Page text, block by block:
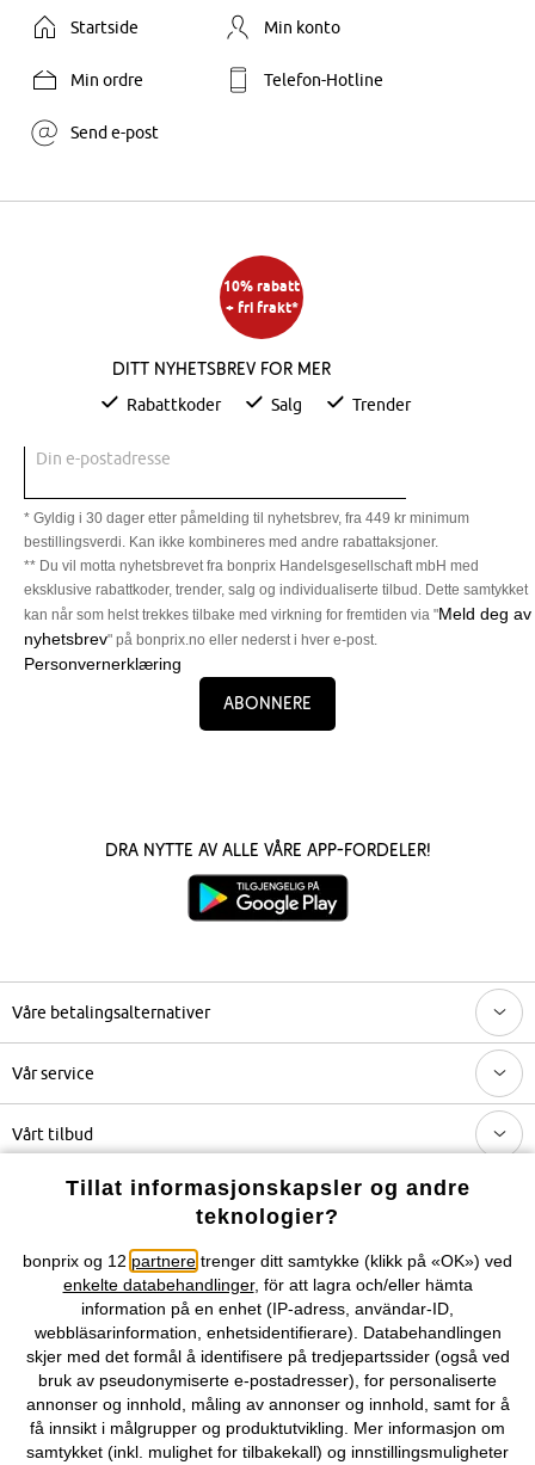
Startside Min konto
Min ordre Telefon-Hotline
Send e-post
10% rabatt
+ fri frakt*
Ditt nyhetsbrev for mer
Rabattkoder Salg Trender
Din e-postadresse
* Gyldig i 30 dager etter påmelding til nyhetsbrev, fra 449 kr minimum
bestillingsverdi. Kan ikke kombineres med andre rabattaksjoner.
** Du vil motta nyhetsbrevet fra bonprix Handelsgesellschaft mbH med
eksklusive rabattkoder, trender, salg og individualiserte tilbud. Dette samtykket
kan når som helst trekkes tilbake med virkning for fremtiden via "Meld deg av
nyhetsbrev" på bonprix.no eller nederst i hver e-post.
Personvernerklæring
Abonnere
Dra nytte av alle våre app-fordeler!
Våre betalingsalternativer
Vår service
Vårt tilbud
Selskapet
Topkategorier / Sesongvarer
Du kan også finne oss på
Kjøpsvilkår Personopplysninger Cookie-innstillinger
Tillat informasjonskapsler og andre
teknologier?
bonprix og 12 partnere trenger ditt samtykke (klikk på «OK») ved
enkelte databehandlinger, för att lagra och/eller hämta
information på en enhet (IP-adress, användar-ID,
webbläsarinformation, enhetsidentifierare). Databehandlingen
skjer med det formål å identifisere på tredjepartssider (også ved
bruk av pseudonymiserte e-postadresser), for personaliserte
annonser og innhold, måling av annonser og innhold, samt for å
få innsikt i målgrupper og produktutvikling. Mer informasjon om
samtykket (inkl. mulighet for tilbakekall) og innstillingsmuligheter